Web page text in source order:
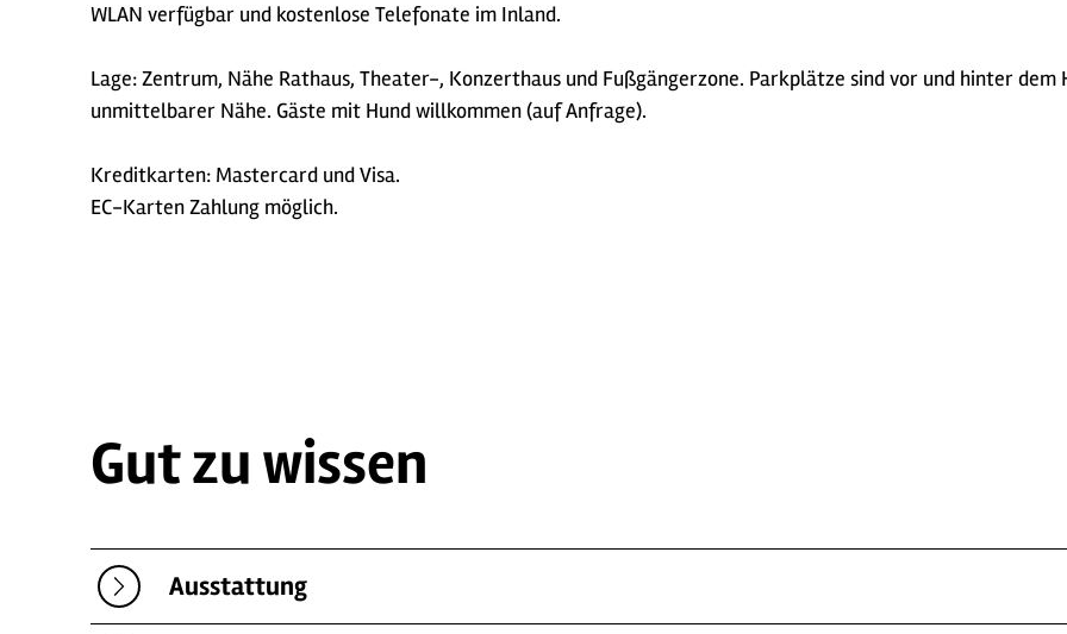
WLAN verfügbar und kostenlose Telefonate im Inland.
Lage: Zentrum, Nähe Rathaus, Theater-, Konzerthaus und Fußgängerzone. Parkplätze sind vor und hinter dem
unmittelbarer Nähe. Gäste mit Hund willkommen (auf Anfrage).
Kreditkarten: Mastercard und Visa.
EC-Karten Zahlung möglich.
Gut zu wissen
Ausstattung